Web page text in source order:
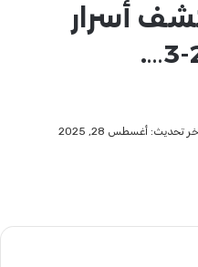
أسرار
تحديث: أغسطس 28, 2025